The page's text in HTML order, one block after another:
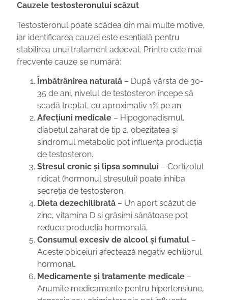
Cauzele testosteronului scăzut
Testosteronul poate scădea din mai multe motive,
iar identificarea cauzei este esențială pentru
stabilirea unui tratament adecvat. Printre cele mai
frecvente cauze se numără:
Îmbătrânirea naturală – După vârsta de 30-
35 de ani, nivelul de testosteron începe să
scadă treptat, cu aproximativ 1% pe an.
Afecțiuni medicale – Hipogonadismul,
diabetul zaharat de tip 2, obezitatea și
sindromul metabolic pot influența producția
de testosteron.
Stresul cronic și lipsa somnului – Cortizolul
ridicat (hormonul stresului) poate inhiba
secreția de testosteron.
Dieta dezechilibrată – Un aport scăzut de
zinc, vitamina D și grăsimi sănătoase pot
reduce producția hormonală.
Consumul excesiv de alcool și fumatul –
Aceste obiceiuri afectează negativ echilibrul
hormonal.
Medicamente și tratamente medicale –
Anumite medicamente pentru hipertensiune,